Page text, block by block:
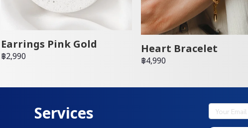
Earrings Pink Gold
฿2,990
Heart Bracelet
฿4,990
Services